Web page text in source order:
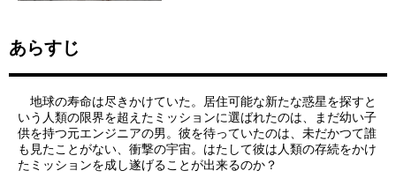
あらすじ
地球の寿命は尽きかけていた。居住可能な新たな惑星を探すと
いう人類の限界を超えたミッションに選ばれたのは、まだ幼い子
供を持つ元エンジニアの男。彼を待っていたのは、未だかつて誰
も見たことがない、衝撃の宇宙。はたして彼は人類の存続をかけ
たミッションを成し遂げることが出来るのか？